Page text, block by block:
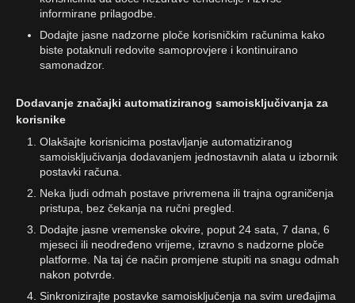
informirane prilagodbe.
Dodajte jasne nadzorne ploče korisničkim računima kako
biste potaknuli redovite samoprovjere i kontinuirano
samonadzor.
Dodavanje značajki automatiziranog samoisključivanja za
korisnike
Olakšajte korisnicima postavljanje automatiziranog
samoisključivanja dodavanjem jednostavnih alata u izbornik
postavki računa.
Neka ljudi odmah postave privremena ili trajna ograničenja
pristupa, bez čekanja na ručni pregled.
Dodajte jasne vremenske okvire, poput 24 sata, 7 dana, 6
mjeseci ili neodređeno vrijeme, izravno s nadzorne ploče
platforme. Na taj će način promjene stupiti na snagu odmah
nakon potvrde.
Sinkronizirajte postavke samoisključenja na svim uređajima